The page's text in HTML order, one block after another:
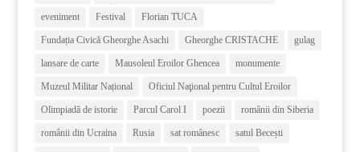
eveniment Festival Florian TUCA
Fundația Civică Gheorghe Asachi Gheorghe CRISTACHE gulag
lansare de carte Mausoleul Eroilor Ghencea monumente
Muzeul Militar Național Oficiul Naţional pentru Cultul Eroilor
Olimpiadă de istorie Parcul Carol I poezii românii din Siberia
românii din Ucraina Rusia sat românesc satul Becești